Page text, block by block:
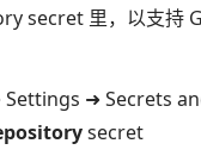
secret 里，以支持
➜ Secrets
secret